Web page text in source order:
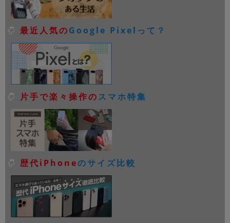
最近人気のGoogle Pixelって？
片手で楽々操作のスマホ特集
歴代iPhoneのサイズ比較